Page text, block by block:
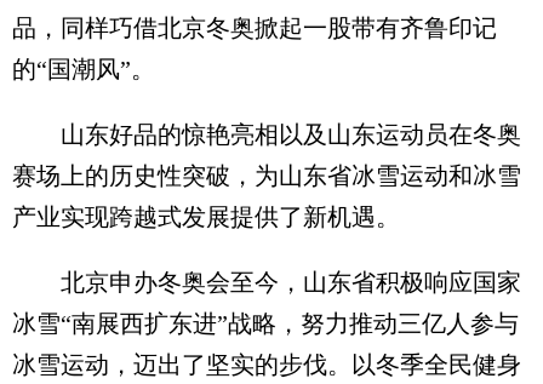
品，同样巧借北京冬奥掀起一股带有齐鲁印记
的“国潮风”。
山东好品的惊艳亮相以及山东运动员在冬奥
赛场上的历史性突破，为山东省冰雪运动和冰雪
产业实现跨越式发展提供了新机遇。
北京申办冬奥会至今，山东省积极响应国家
冰雪“南展西扩东进”战略，努力推动三亿人参与
冰雪运动，迈出了坚实的步伐。以冬季全民健身